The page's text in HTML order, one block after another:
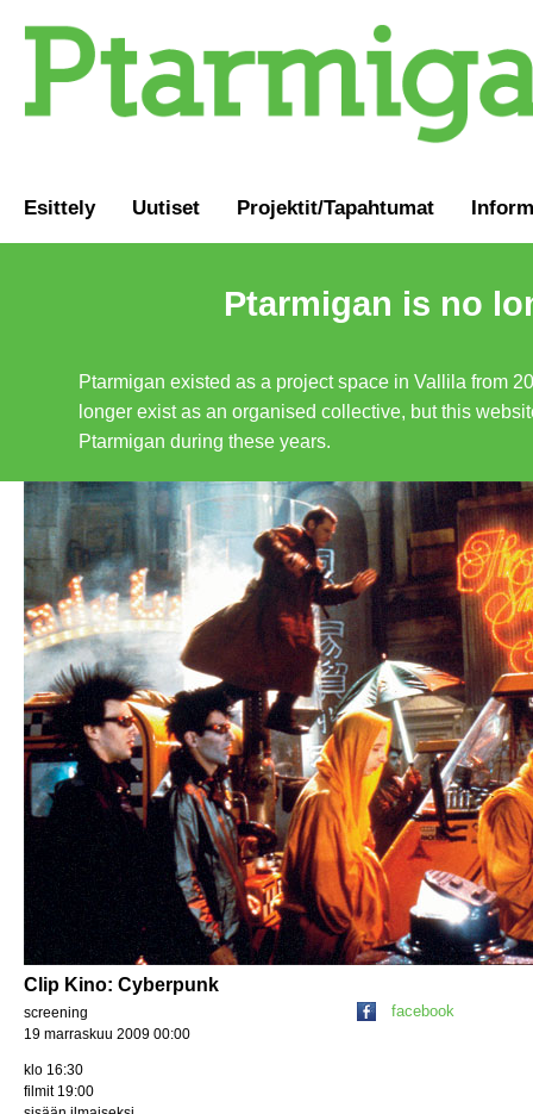
Esittely Uutiset Projektit/Tapahtumat
Ptarmigan is no
Ptarmigan existed as a project space in Vallila from
longer exist as an organised collective, but this
Ptarmigan during these years.
Clip Kino: Cyberpunk
screening
19 marraskuu 2009 00:00
klo 16:30
filmit 19:00
facebook